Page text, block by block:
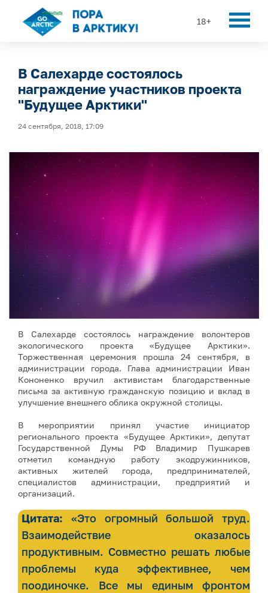
18+
В Салехарде состоялось
награждение участников проекта
"Будущее Арктики"
24 сентября, 2018, 17:09
В Салехарде состоялось награждение волонтеров
экологического проекта «Будущее Арктики».
Торжественная церемония прошла 24 сентября, в
администрации города. Глава администрации Иван
Кононенко вручил активистам благодарственные
письма за активную гражданскую позицию и вклад в
улучшение внешнего облика окружной столицы.
В мероприятии принял участие инициатор
регионального проекта «Будущее Арктики», депутат
Государственной Думы РФ Владимир Пушкарев
отметил командную работу экодружинников,
активных жителей города, предпринимателей,
специалистов администрации, предприятий и
организаций.
Цитата: «Это огромный большой труд.
Взаимодействие оказалось
продуктивным. Совместно решать любые
проблемы куда эффективнее, чем
поодиночке. Все мы единым фронтом